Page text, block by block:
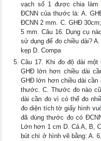
vạch số 1 được chia làm
ĐCNN của thước là: A.
ĐCNN 2 mm. C. GHĐ
5 mm. Câu 16. Dụng cụ
sử dụng để đo chiều dài?
kẹp D. Compa
Câu 17. Khi đo độ dài
GHĐ lớn hơn chiều dài
GHĐ lớn hơn chiều dài cần
thước. C. Thước đo nào
dài cần đo vì có thể đo
đo diện tích tờ giấy hình
đã dùng thước đo có
Lớn hơn 1 cm D. Cả A, B,
bút chì ở hình vẽ bằng: A.